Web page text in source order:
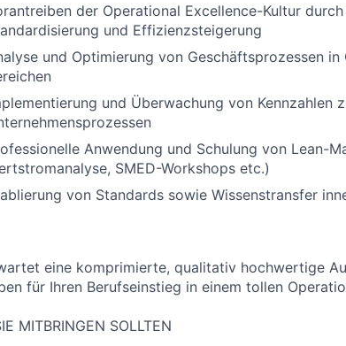
der Operational Excellence-Kultur
und Effizienzsteigerung
und Optimierung von Geschäftsprozessen
und Überwachung von Kennzahlen
Anwendung und Schulung von Lean-
SMED-Workshops etc.)
von Standards sowie Wissenstransfer
eine komprimierte, qualitativ hochwertige
für Ihren Berufseinstieg in einem tollen
MITBRINGEN SOLLTEN